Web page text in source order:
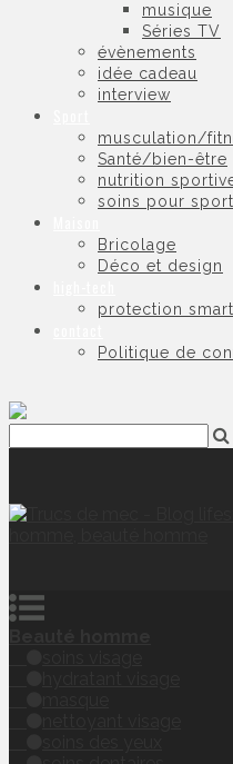
musique
Séries TV
évènements
idée cadeau
interview
musculation/
Santé/bien-être
nutrition
soins pour
Bricolage
Déco et design
protection
Politique de